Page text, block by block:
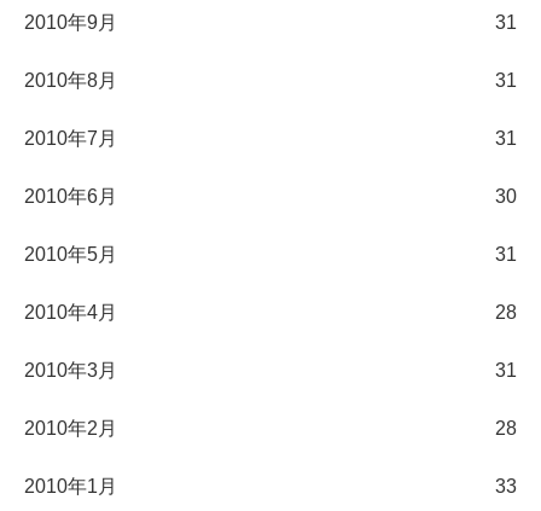
2010年9月 31
2010年8月 31
2010年7月 31
2010年6月 30
2010年5月 31
2010年4月 28
2010年3月 31
2010年2月 28
2010年1月 33